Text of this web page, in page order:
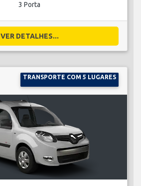
3 Porta
VER DETALHES...
TRANSPORTE COM 5 LUGARES